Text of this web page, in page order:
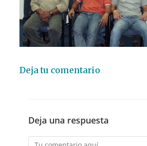
Deja tu comentario
Deja una respuesta